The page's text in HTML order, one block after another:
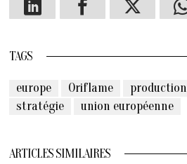
TAGS
europe Oriflame production
stratégie
union européenne
ARTICLES SIMILAIRES